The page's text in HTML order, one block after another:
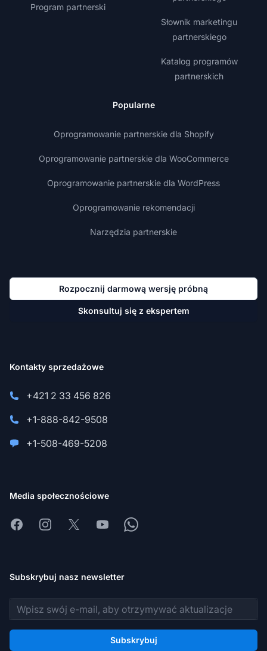
Program partnerski
Słownik marketingu
partnerskiego
Katalog programów
partnerskich
Popularne
Oprogramowanie partnerskie dla Shopify
Oprogramowanie partnerskie dla WooCommerce
Oprogramowanie partnerskie dla WordPress
Oprogramowanie rekomendacji
Narzędzia partnerskie
Rozpocznij darmową wersję próbną
Skonsultuj się z ekspertem
Kontakty sprzedażowe
+421 2 33 456 826
+1-888-842-9508
+1-508-469-5208
Media społecznościowe
FacebookInstagram
X YoutubeWhatsapp
Subskrybuj nasz newsletter
Adres e-mail
Subskrybuj